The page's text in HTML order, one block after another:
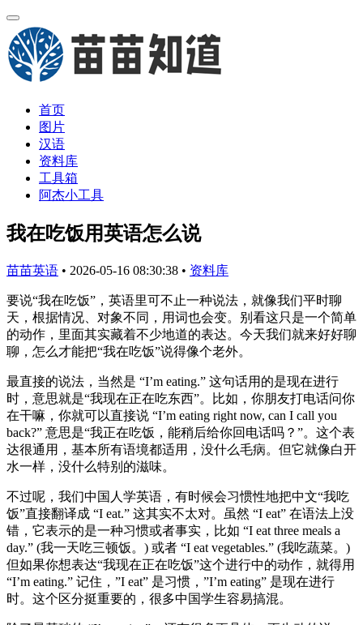
首页
图片
汉语
资料库
工具箱
阿杰小工具
我在吃饭用英语怎么说
苗苗英语 • 2026-05-16 08:30:38 • 资料库
要说“我在吃饭”，英语里可不止一种说法，就像我们平时聊
天，根据情况、对象不同，用词也会变。别看这只是一个简单
的动作，里面其实藏着不少地道的表达。今天我们就来好好聊
聊，怎么才能把“我在吃饭”说得像个老外。
最直接的说法，当然是 “I’m eating.” 这句话用的是现在进行
时，意思就是“我现在正在吃东西”。比如，你朋友打电话问你
在干嘛，你就可以直接说 “I’m eating right now, can I call you
back?” 意思是“我正在吃饭，能稍后给你回电话吗？”。这个表
达很通用，基本所有语境都适用，没什么毛病。但它就像白开
水一样，没什么特别的滋味。
不过呢，我们中国人学英语，有时候会习惯性地把中文“我吃
饭”直接翻译成 “I eat.” 这其实不太对。虽然 “I eat” 在语法上没
错，它表示的是一种习惯或者事实，比如 “I eat three meals a
day.” (我一天吃三顿饭。) 或者 “I eat vegetables.” (我吃蔬菜。)
但如果你想表达“我现在正在吃饭”这个进行中的动作，就得用
“I’m eating.” 记住，”I eat” 是习惯，”I’m eating” 是现在进行
时。这个区分挺重要的，很多中国学生容易搞混。